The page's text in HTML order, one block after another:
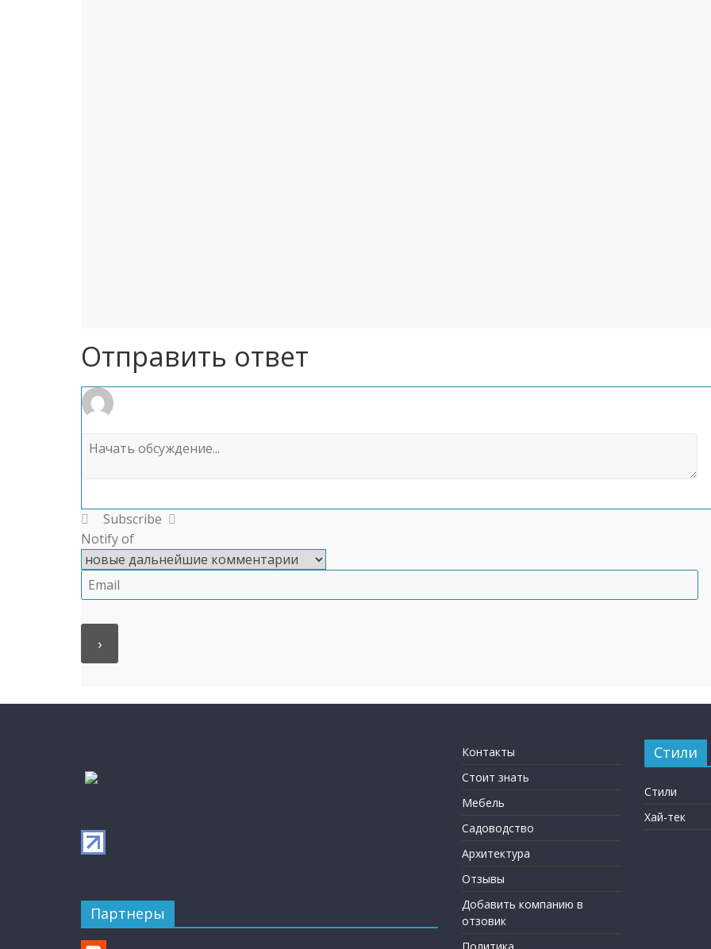
Отправить ответ
Subscribe
Notify of
Партнеры
Контакты
Стоит знать
Мебель
Садоводство
Архитектура
Отзывы
Добавить компанию в
отзовик
Стили
Стили
Хай-тек